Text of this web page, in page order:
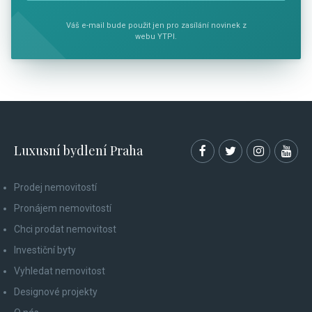
Váš e-mail bude použit jen pro zasílání novinek z
webu YTPI.
Luxusní bydlení Praha
Prodej nemovitostí
Pronájem nemovitostí
Chci prodat nemovitost
Investiční byty
Vyhledat nemovitost
Designové projekty